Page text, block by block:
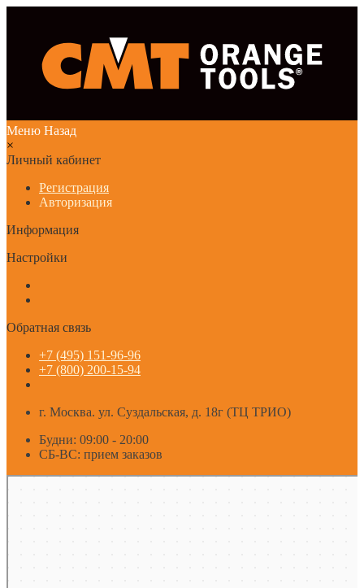
Меню Назад
×
Личный кабинет
Регистрация
Авторизация
Информация
Настройки
Обратная связь
+7 (495) 151-96-96
+7 (800) 200-15-94
г. Москва. ул. Суздальская, д. 18г (ТЦ ТРИО)
Будни: 09:00 - 20:00
СБ-ВС: прием заказов